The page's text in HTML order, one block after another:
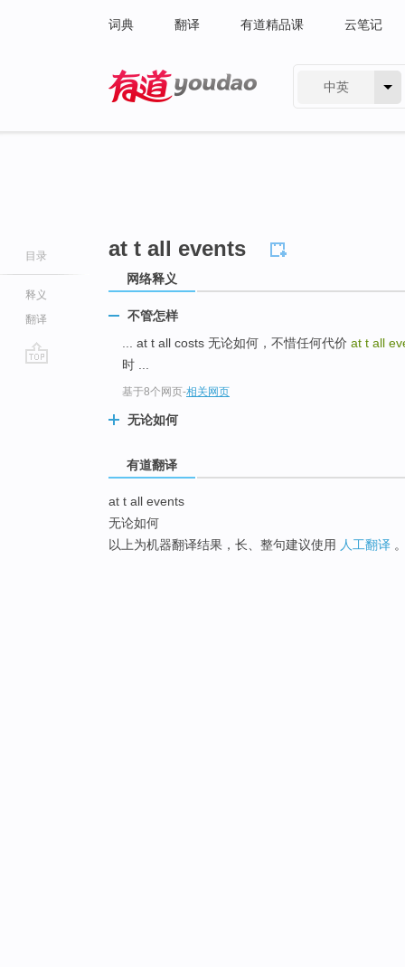
词典 翻译 有道精品课 云笔记
中英
目录
释义
翻译
at t all events
网络释义
不管怎样
... at t all costs 无论如何，不惜任何代价 at t all
时 ...
基于8个网页-相关网页
无论如何
有道翻译
at t all events
无论如何
以上为机器翻译结果，长、整句建议使用 人工翻译